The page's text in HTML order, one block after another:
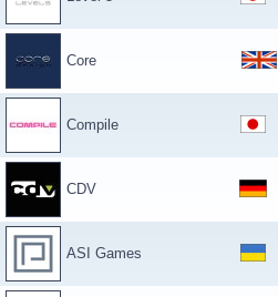
Core
Compile
CDV
ASI Games